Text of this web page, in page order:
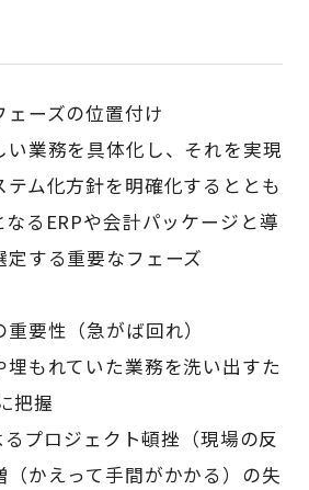
ーズの位置付け
い業務を具体化し、それを実現
テム化方針を明確化するととも
なるERPや会計パッケージと導
定する重要なフェーズ
要性（急がば回れ）
埋もれていた業務を洗い出すた
把握
プロジェクト頓挫（現場の反
（かえって手間がかかる）の失